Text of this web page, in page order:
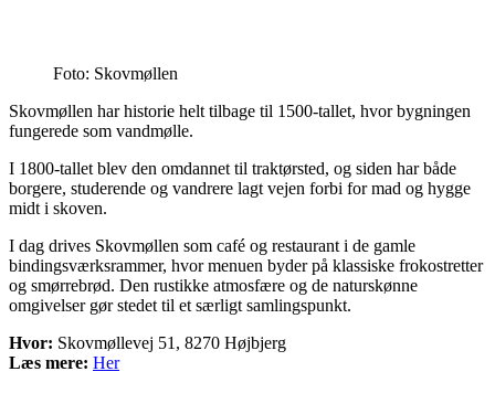
Foto: Skovmøllen
Skovmøllen har historie helt tilbage til 1500-tallet, hvor bygningen
fungerede som vandmølle.
I 1800-tallet blev den omdannet til traktørsted, og siden har både
borgere, studerende og vandrere lagt vejen forbi for mad og hygge
midt i skoven.
I dag drives Skovmøllen som café og restaurant i de gamle
bindingsværksrammer, hvor menuen byder på klassiske frokostretter
og smørrebrød. Den rustikke atmosfære og de naturskønne
omgivelser gør stedet til et særligt samlingspunkt.
Hvor: Skovmøllevej 51, 8270 Højbjerg
Læs mere: Her